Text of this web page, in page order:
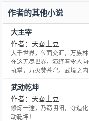
作者的其他小说
大主宰
作者：天蚕土豆
大千世界，位面交汇，万族
在这无尽世界，演绎着令人
执掌，万火焚苍穹。武境之
骑九幽冥雀，闯向了那精彩
界，万道争锋，吾为大主宰。
武动乾坤
作者：天蚕土豆
修炼一途，乃窃阴阳，夺造
动乾坤！